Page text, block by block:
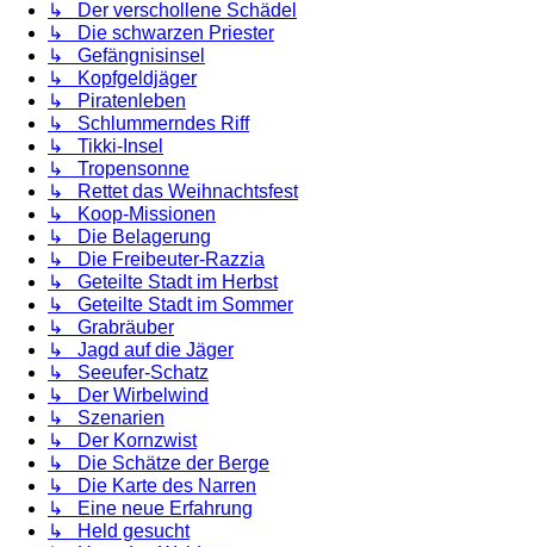
↳ Der verschollene Schädel
↳ Die schwarzen Priester
↳ Gefängnisinsel
↳ Kopfgeldjäger
↳ Piratenleben
↳ Schlummerndes Riff
↳ Tikki-Insel
↳ Tropensonne
↳ Rettet das Weihnachtsfest
↳ Koop-Missionen
↳ Die Belagerung
↳ Die Freibeuter-Razzia
↳ Geteilte Stadt im Herbst
↳ Geteilte Stadt im Sommer
↳ Grabräuber
↳ Jagd auf die Jäger
↳ Seeufer-Schatz
↳ Der Wirbelwind
↳ Szenarien
↳ Der Kornzwist
↳ Die Schätze der Berge
↳ Die Karte des Narren
↳ Eine neue Erfahrung
↳ Held gesucht